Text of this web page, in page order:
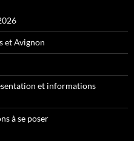
et Avignon
et informations
à se poser